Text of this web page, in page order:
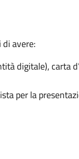
avere:
digitale), carta
per la